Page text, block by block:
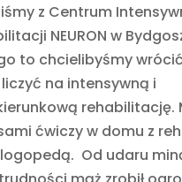
z Centrum
NEURON w
to chcielibyśmy
na intensywną i
rehabilitację.
ćwiczy w domu z
Od udaru